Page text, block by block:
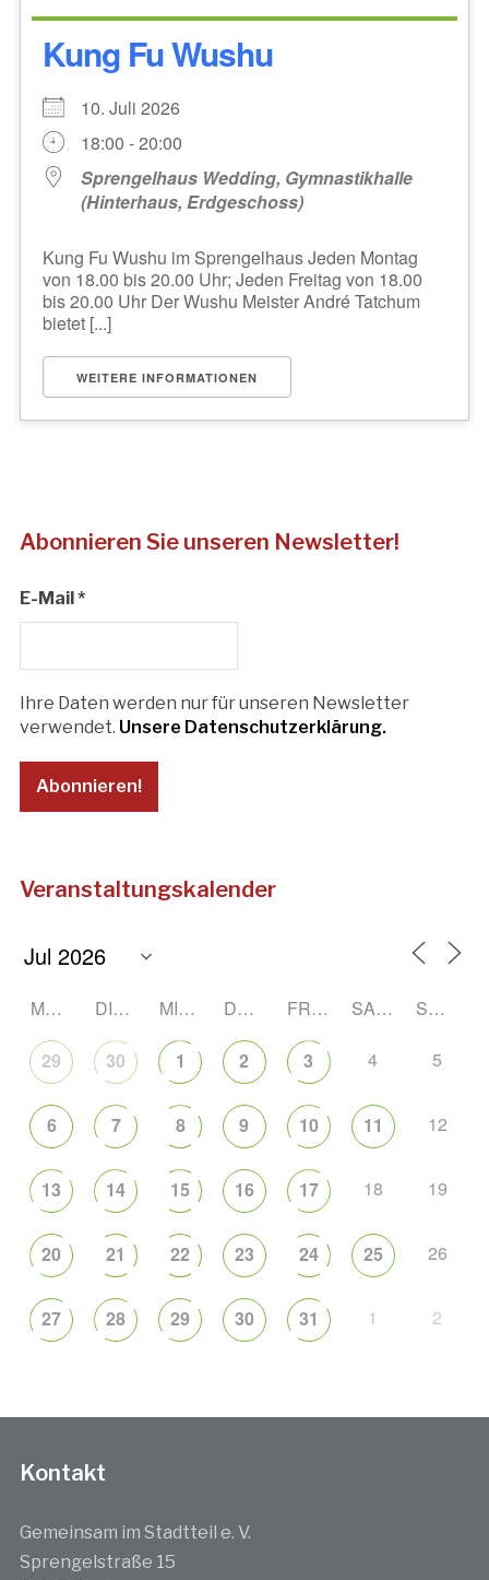
Kung Fu Wushu
10. Juli 2026
18:00 - 20:00
Sprengelhaus Wedding, Gymnastikhalle
(Hinterhaus, Erdgeschoss)
Kung Fu Wushu im Sprengelhaus Jeden Montag
von 18.00 bis 20.00 Uhr; Jeden Freitag von 18.00
bis 20.00 Uhr Der Wushu Meister André Tatchum
bietet [...]
WEITERE INFORMATIONEN
Abonnieren Sie unseren Newsletter!
E-Mail*
Ihre Daten werden nur für unseren Newsletter
verwendet. Unsere Datenschutzerklärung.
Veranstaltungskalender
MONTAG DIENSTAG MITTWOCH DONNERSTAG FREITAG SAMSTAG SONNTAG
29 30 1 2 3 4 5
6 7 8 9 10 11 12
13 14 15 16 17 18 19
20 21 22 23 24 25 26
27 28 29 30 31 1 2
Kontakt
Gemeinsam im Stadtteil e. V.
Sprengelstraße 15